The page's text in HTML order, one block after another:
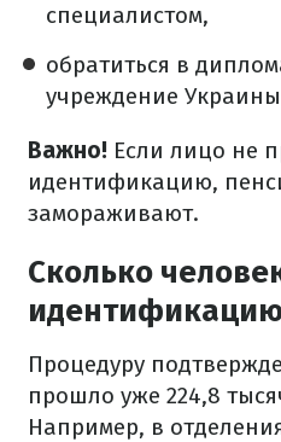
специалистом,
обратиться в
учреждение
Важно! Если лицо не
идентификацию,
замораживают.
Сколько
Процедуру
прошло уже 224,8
Например, в